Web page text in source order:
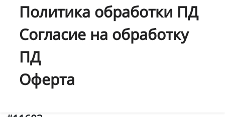
Политика обработки ПД
Согласие на обработку
ПД
Оферта